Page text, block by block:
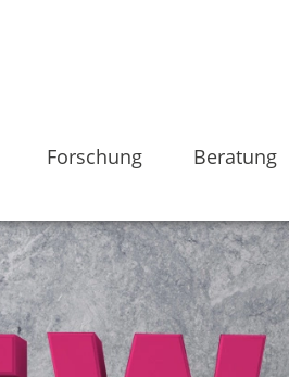
Forschung Beratung